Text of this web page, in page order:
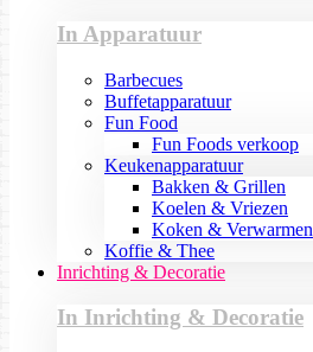
In Apparatuur
Barbecues
Buffetapparatuur
Fun Food
Fun Foods verkoop
Keukenapparatuur
Bakken & Grillen
Koelen & Vriezen
Koken & Verwarmen
Koffie & Thee
Inrichting & Decoratie
In Inrichting & Decoratie